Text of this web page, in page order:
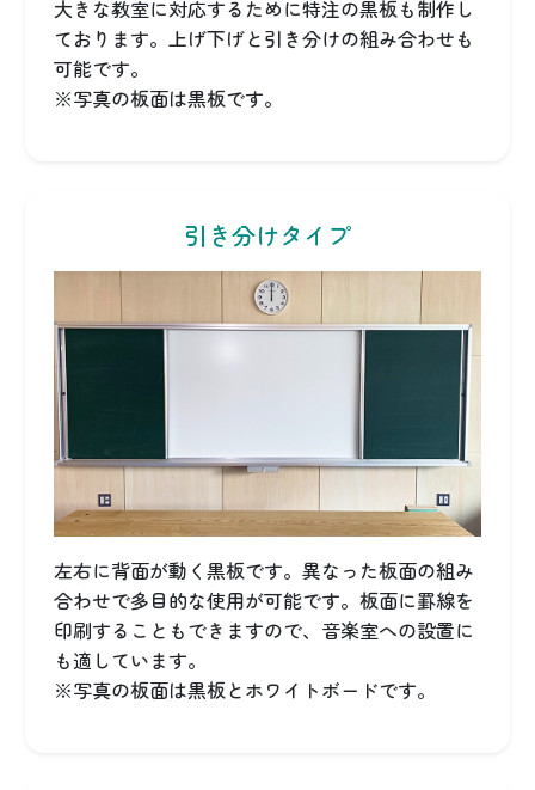
大きな教室に対応するために特注の黒板も制作し
ております。上げ下げと引き分けの組み合わせも
可能です。
※写真の板面は黒板です。
引き分けタイプ
左右に背面が動く黒板です。異なった板面の組み
合わせで多目的な使用が可能です。板面に罫線を
印刷することもできますので、音楽室への設置に
も適しています。
※写真の板面は黒板とホワイトボードです。